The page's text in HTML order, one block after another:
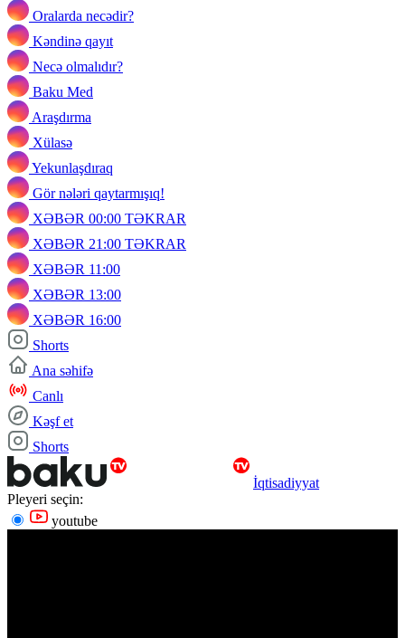
Oralarda necədir?
Kəndinə qayıt
Necə olmalıdır?
Baku Med
Araşdırma
Xülasə
Yekunlaşdıraq
Gör nələri qaytarmışıq!
XƏBƏR 00:00 TƏKRAR
XƏBƏR 21:00 TƏKRAR
XƏBƏR 11:00
XƏBƏR 13:00
XƏBƏR 16:00
Shorts
Ana səhifə
Canlı
Kəşf et
Shorts
İqtisadiyyat
Pleyeri seçin:
youtube